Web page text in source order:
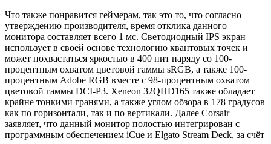
Что также понравится геймерам, так это то, что согласно
утверждению производителя, время отклика данного
монитора составляет всего 1 мс. Светодиодный IPS экран
использует в своей основе технологию квантовых точек и
может похвастаться яркостью в 400 нит наряду со 100-
процентным охватом цветовой гаммы sRGB, а также 100-
процентным Adobe RGB вместе с 98-процентным охватом
цветовой гаммы DCI-P3. Xeneon 32QHD165 также обладает
крайне тонкими гранями, а также углом обзора в 178 градусов
как по горизонтали, так и по вертикали. Далее Corsair
заявляет, что данный монитор полостью интегрирован с
программным обеспечением iCue и Elgato Stream Deck, за счёт